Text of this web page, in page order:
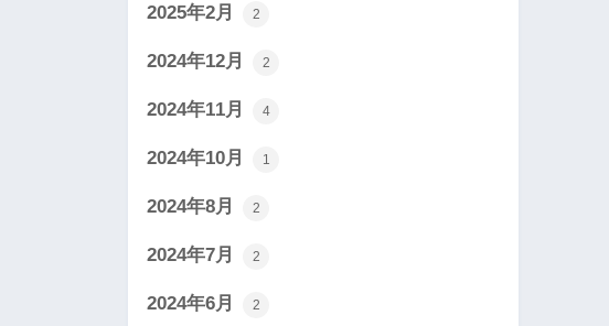
2025年2月 2
2024年12月 2
2024年11月 4
2024年10月 1
2024年8月 2
2024年7月 2
2024年6月 2